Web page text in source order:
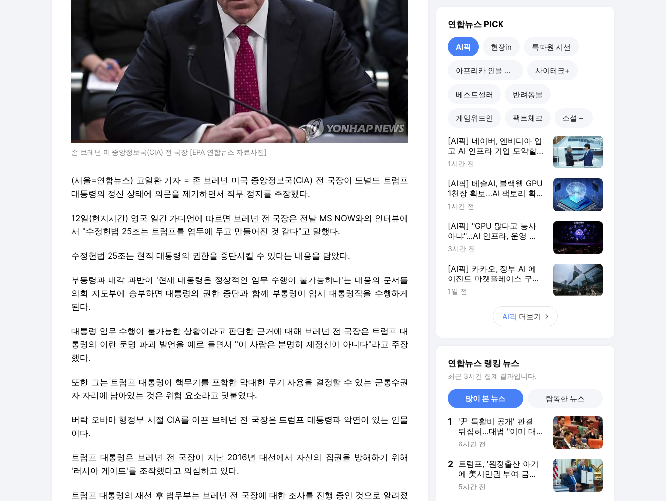
존 브레넌 미 중앙정보국(CIA) 전 국장 [EPA 연합뉴스 자료사진]
(서울=연합뉴스) 고일환 기자 = 존 브레넌 미국 중앙정보국(CIA) 전 국장이 도널드 트럼프
대통령의 정신 상태에 의문을 제기하면서 직무 정지를 주장했다.
12일(현지시간) 영국 일간 가디언에 따르면 브레넌 전 국장은 전날 MS NOW와의 인터뷰에
서 "수정헌법 25조는 트럼프를 염두에 두고 만들어진 것 같다"고 말했다.
수정헌법 25조는 현직 대통령의 권한을 중단시킬 수 있다는 내용을 담았다.
부통령과 내각 과반이 '현재 대통령은 정상적인 임무 수행이 불가능하다'는 내용의 문서를
의회 지도부에 송부하면 대통령의 권한 중단과 함께 부통령이 임시 대통령직을 수행하게
된다.
대통령 임무 수행이 불가능한 상황이라고 판단한 근거에 대해 브레넌 전 국장은 트럼프 대
통령의 이란 문명 파괴 발언을 예로 들면서 "이 사람은 분명히 제정신이 아니다"라고 주장
했다.
또한 그는 트럼프 대통령이 핵무기를 포함한 막대한 무기 사용을 결정할 수 있는 군통수권
자 자리에 남아있는 것은 위험 요소라고 덧붙였다.
버락 오바마 행정부 시절 CIA를 이끈 브레넌 전 국장은 트럼프 대통령과 악연이 있는 인물
이다.
트럼프 대통령은 브레넌 전 국장이 지난 2016년 대선에서 자신의 집권을 방해하기 위해
'러시아 게이트'를 조작했다고 의심하고 있다.
트럼프 대통령의 재선 후 법무부는 브레넌 전 국장에 대한 조사를 진행 중인 것으로 알려졌
연합뉴스 PICK
AI픽 현장in 특파원 시선
아프리카 인물 열전 사이테크+
베스트셀러 반려동물
게임위드인 팩트체크 소셜＋
[AI픽] 네이버, 엔비디아 업
고 AI 인프라 기업 도약할
까
1시간 전
[AI픽] 베슬AI, 블랙웰 GPU
1천장 확보…AI 팩토리 확
장
1시간 전
[AI픽] "GPU 많다고 능사
아냐"…AI 인프라, 운영 효
율이 판가름
3시간 전
[AI픽] 카카오, 정부 AI 에
이전트 마켓플레이스 구축
한다
1일 전
AI픽 더보기
연합뉴스 랭킹 뉴스
최근 3시간 집계 결과입니다.
많이 본 뉴스 탐독한 뉴스
1
'尹 특활비 공개' 판결
뒤집혀…대법 "이미 대
통령기록관 이관"
6시간 전
2 트럼프, '원정출산 아기
에 美시민권 부여 금지'
행정명령 서명(종합)
5시간 전